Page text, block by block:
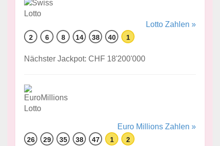
Lotto Zahlen »
2 6 8 14 38 40 1
Nächster Jackpot: CHF 18'200'000
Euro Millions Zahlen »
26 29 35 38 47 1 2